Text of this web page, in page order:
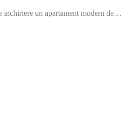
inchiriere un apartament modern de…